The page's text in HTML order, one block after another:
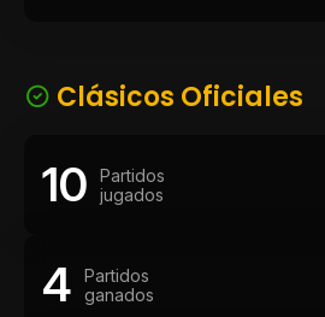
Clásicos Oficiales
10
Partidos
jugados
4
Partidos
ganados